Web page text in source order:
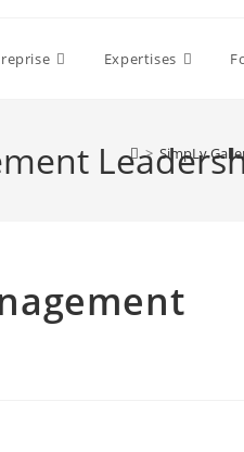
Expertises
> SimpLy